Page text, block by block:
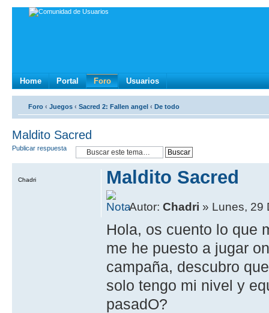
Home Portal Foro Usuarios
Foro ‹ Juegos ‹ Sacred 2: Fallen angel ‹ De todo
Maldito Sacred
Publicar respuesta
Maldito Sacred
Autor:Chadri » Lunes, 29
Hola, os cuento lo que
me he puesto a jugar
campaña, descubro
solo tengo mi nivel y
pasadO?
Chadri